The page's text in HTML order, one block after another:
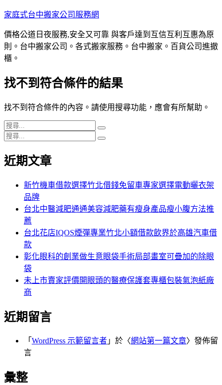
跳
主
要
內
家庭式台中搬家公司服務網
價格公道日夜服務,安全又可靠 與客戶達到互信互利互惠為原
則。台中搬家公司。各式搬家服務。台中搬家。百貨公司進撤
櫃。
找不到符合條件的結果
找不到符合條件的內容。請使用搜尋功能，應會有所幫助。
搜
尋
鍵
尋
搜
關
近期文章
新竹機車借款選擇竹北借錢免留車專家選擇電動曬衣架
品牌
台北中醫減肥通通美容減肥藥有瘦身產品瘦小腹方法推
薦
台北花店IQOS煙彈專業竹北小額借款飲界於高雄汽車借
款
彰化眼科的創業做生意眼袋手術局部畫室可疊加的除眼
袋
未上市賣家評價開眼頭的醫療保護套專櫃包裝氣泡紙廠
商
近期留言
「 WordPress 示範留言者 」於〈網站第一篇文章〉發佈留
言
彙整